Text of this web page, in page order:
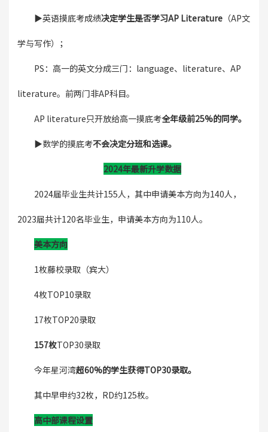
▶️英语摸底考成绩决定学生是否学习AP Literature（AP文
学与写作）；
PS：高一的英文分成三门：language、literature、AP
literature。前两门非AP科目。
AP literature只开放给高一摸底考全年级前25%的同学。
▶️数学的摸底考不会决定分班和选课。
2024年最新升学数据
2024届毕业生共计155人，其中申请美本方向为140人，
2023届共计120名毕业生，申请美本方向为110人。
美本方向
1枚藤校录取（宾大）
4枚TOP10录取
17枚TOP20录取
157枚TOP30录取
今年星河湾超60%的学生获得TOP30录取。
其中早申约32枚，RD约125枚。
高中部课程设置